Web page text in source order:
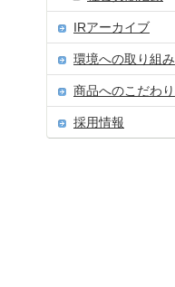
IRアーカイブ
環境への取り組み
商品へのこだわり
採用情報